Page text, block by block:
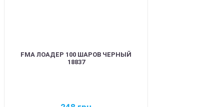
FMA ЛОАДЕР 100 ШАРОВ ЧЕРНЫЙ
18837